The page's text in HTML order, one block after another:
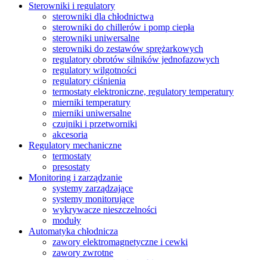
Sterowniki i regulatory
sterowniki dla chłodnictwa
sterowniki do chillerów i pomp ciepła
sterowniki uniwersalne
sterowniki do zestawów sprężarkowych
regulatory obrotów silników jednofazowych
regulatory wilgotności
regulatory ciśnienia
termostaty elektroniczne, regulatory temperatury
mierniki temperatury
mierniki uniwersalne
czujniki i przetworniki
akcesoria
Regulatory mechaniczne
termostaty
presostaty
Monitoring i zarządzanie
systemy zarządzające
systemy monitorujące
wykrywacze nieszczelności
moduły
Automatyka chłodnicza
zawory elektromagnetyczne i cewki
zawory zwrotne